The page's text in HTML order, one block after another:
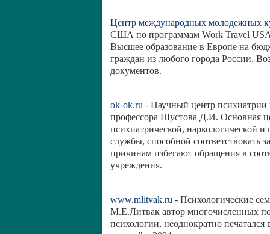
Центр международных молодежных
США по программам Work Travel
Высшее образование в Европе на
граждан из любого города России.
документов.
ok-ok.ru - Научный центр психиатрии
профессора Шустова Д.И. Основная
психиатрической, наркологической и
службы, способной соответствовать
причинам избегают обращения в
учреждения.
www.mlitvak.ru - Психологические
М.Е.Литвак автор многочисленных
психологии, неоднократно